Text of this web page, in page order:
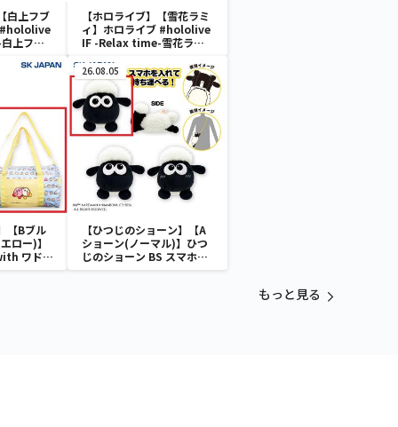
白上フブ
#hololive
上フブ
【ホロライブ】【雪花ラミ
ィ】ホロライブ #hololive
IF -Relax time-雪花ラミ
【Bブル
ロー)】
ワドル
グ
26.08.05
【ひつじのショーン】【A
ショーン(ノーマル)】ひつ
じのショーン BS スマホシ
ョーンルダー
もっと見る